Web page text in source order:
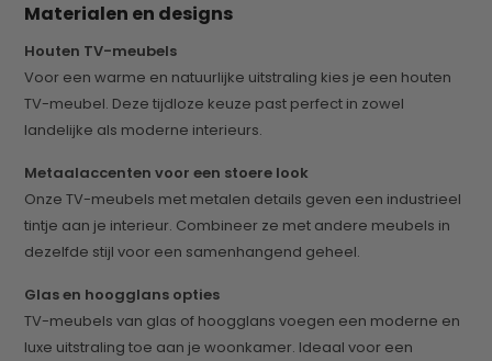
Materialen en designs
Houten TV-meubels
Voor een warme en natuurlijke uitstraling kies je een houten
TV-meubel. Deze tijdloze keuze past perfect in zowel
landelijke als moderne interieurs.
Metaalaccenten voor een stoere look
Onze TV-meubels met metalen details geven een industrieel
tintje aan je interieur. Combineer ze met andere meubels in
dezelfde stijl voor een samenhangend geheel.
Glas en hoogglans opties
TV-meubels van glas of hoogglans voegen een moderne en
luxe uitstraling toe aan je woonkamer. Ideaal voor een